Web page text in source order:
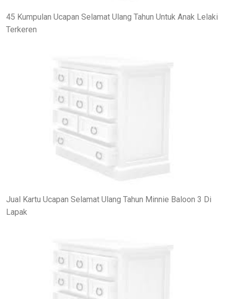
45 Kumpulan Ucapan Selamat Ulang Tahun Untuk Anak Lelaki
Terkeren
Jual Kartu Ucapan Selamat Ulang Tahun Minnie Baloon 3 Di
Lapak